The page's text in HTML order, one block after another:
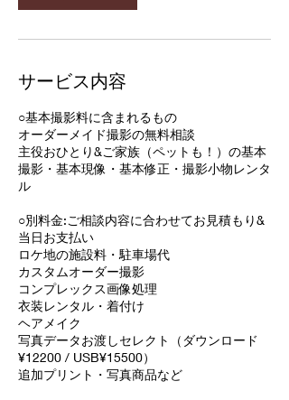
サービス内容
○基本撮影料に含まれるもの
オーダーメイド撮影の無料相談
主役おひとり&ご家族（ペットも！）の基本
撮影・基本現像・基本修正・撮影小物レンタ
ル
○別料金:ご相談内容に合わせてお見積もり&
当日お支払い
ロケ地の施設料・駐車場代
カスタムオーダー撮影
コンプレックス画像処理
衣装レンタル・着付け
ヘアメイク
写真データお渡しセレクト（ダウンロード
¥12200 / USB¥15500）
追加プリント・写真商品など